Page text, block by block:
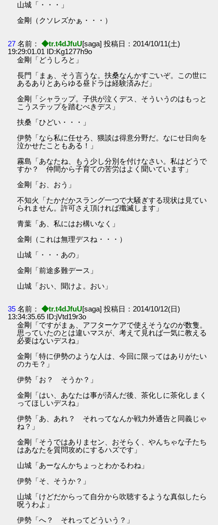
山城「・・・」
金剛（クソレズかぁ・・・）
27 名前： ◆tr.t4dJfuU[saga] 投稿日：2014/10/11(土)
19:29:01.01 ID:Kg1277h9o
金剛「どうしろと」
長門「まぁ、そう言うな。扶桑なんかすごいぞ。この世に
あるありとあらゆる昼ドラは経験済みだ」
金剛「シャラップ。子供が泣くデス、そういうのはもっと
こうステップを踏むべきデス」
扶桑「ひどい・・・」
伊勢「なら私に任せろ、猥談は得意分野だ。なにせ日向を
泣かせたこともある！」
霧島「あなたね、もう少し分別を付けなさい。私はどうで
すか？ 仲間から子育ての苦労はよく聞いています」
金剛「お、おう」
不知火「たかだかスラング一つで大騒ぎする現状は見てい
られません。許可さえ頂ければ殲滅します」
青葉「あ、私にはお構いなく」
金剛（これは無理デスね・・・）
山城「・・・あの」
金剛「前途多難デース」
山城「おい、聞けよ。おい」
35 名前： ◆tr.t4dJfuU[saga] 投稿日：2014/10/12(日)
13:34:35.65 ID:jVtd19r3o
金剛「ですがまぁ、アフターケアで使えそうなのが数隻。
思っていたのとは違いマスが、考えて見れば一気に教える
必要はないデスね」
金剛「特に伊勢のような人は、今回に限ってはありがたい
のカモ？」
伊勢「お？ そうか？」
金剛「はい、あなたは事が済んだ後、茶化しに茶化しまく
ってほしいデスね」
伊勢「あ、あれ？ それってなんか戦力外通告と同義じゃ
ね？」
金剛「そうではありまセン、おそらく、やんちゃな子たち
はあなたを質問攻めにするハズです」
山城「あーなんかちょっとわかるわね」
伊勢「そ、そうか？」
山城「けどだからって自分から吹聴するような真似したら
呪うわよ」
伊勢「へ？ それってどういう？」